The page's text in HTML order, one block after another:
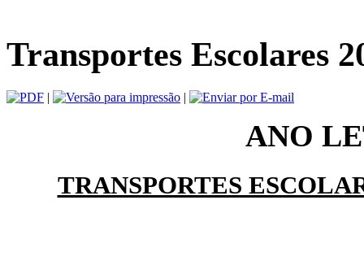
Transportes Escolares
| |
ANO
TRANSPORTES